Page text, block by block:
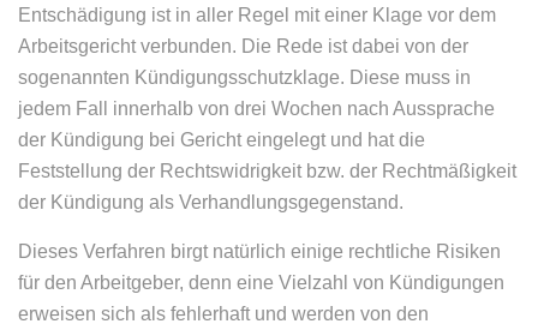
Entschädigung ist in aller Regel mit einer Klage vor dem
Arbeitsgericht verbunden. Die Rede ist dabei von der
sogenannten Kündigungsschutzklage. Diese muss in
jedem Fall innerhalb von drei Wochen nach Aussprache
der Kündigung bei Gericht eingelegt und hat die
Feststellung der Rechtswidrigkeit bzw. der Rechtmäßigkeit
der Kündigung als Verhandlungsgegenstand.
Dieses Verfahren birgt natürlich einige rechtliche Risiken
für den Arbeitgeber, denn eine Vielzahl von Kündigungen
erweisen sich als fehlerhaft und werden von den